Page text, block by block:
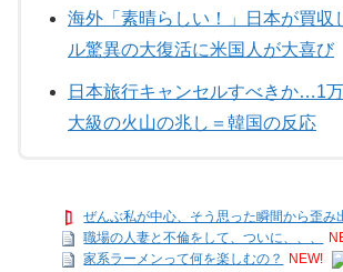
海外「素晴らしい！」日本が買収
ル驚異の大復活に米国人が大喜び
日本旅行キャンセルすべきか…1
大級の火山の兆し＝韓国の反応
ぜんぶ私が中心、そう思った瞬間から歪み
職場の人妻と不倫をして、ついに、、、
家系ラーメンって何を楽しむの？
NEW!